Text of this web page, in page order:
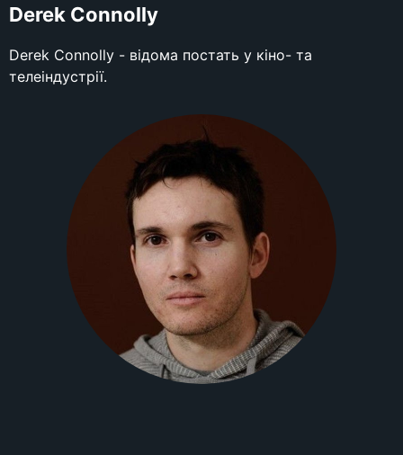
Derek Connolly
Derek Connolly - відома постать у кіно- та
телеіндустрії.